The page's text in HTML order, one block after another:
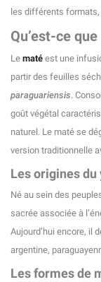
les différents
Qu’est-ce
Le maté est une
partir des feuilles
paraguariensis.
goût végétal
naturel. Le maté se
version traditionnelle
Les origines
Né au sein des
sacrée associée à
Aujourd’hui encore, il
argentine,
Les formes de